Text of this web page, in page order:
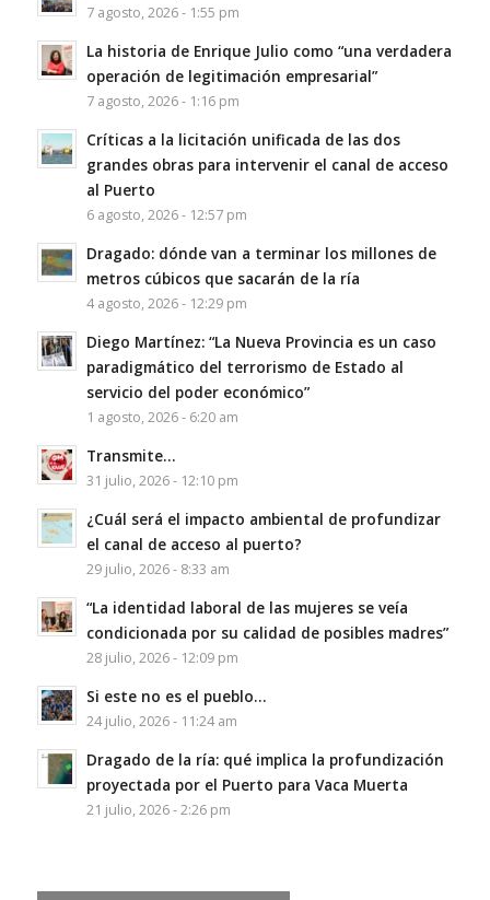
7 agosto, 2026 - 1:55 pm
La historia de Enrique Julio como “una verdadera
operación de legitimación empresarial”
7 agosto, 2026 - 1:16 pm
Críticas a la licitación unificada de las dos
grandes obras para intervenir el canal de acceso
al Puerto
6 agosto, 2026 - 12:57 pm
Dragado: dónde van a terminar los millones de
metros cúbicos que sacarán de la ría
4 agosto, 2026 - 12:29 pm
Diego Martínez: “La Nueva Provincia es un caso
paradigmático del terrorismo de Estado al
servicio del poder económico”
1 agosto, 2026 - 6:20 am
Transmite…
31 julio, 2026 - 12:10 pm
¿Cuál será el impacto ambiental de profundizar
el canal de acceso al puerto?
29 julio, 2026 - 8:33 am
“La identidad laboral de las mujeres se veía
condicionada por su calidad de posibles madres”
28 julio, 2026 - 12:09 pm
Si este no es el pueblo…
24 julio, 2026 - 11:24 am
Dragado de la ría: qué implica la profundización
proyectada por el Puerto para Vaca Muerta
21 julio, 2026 - 2:26 pm